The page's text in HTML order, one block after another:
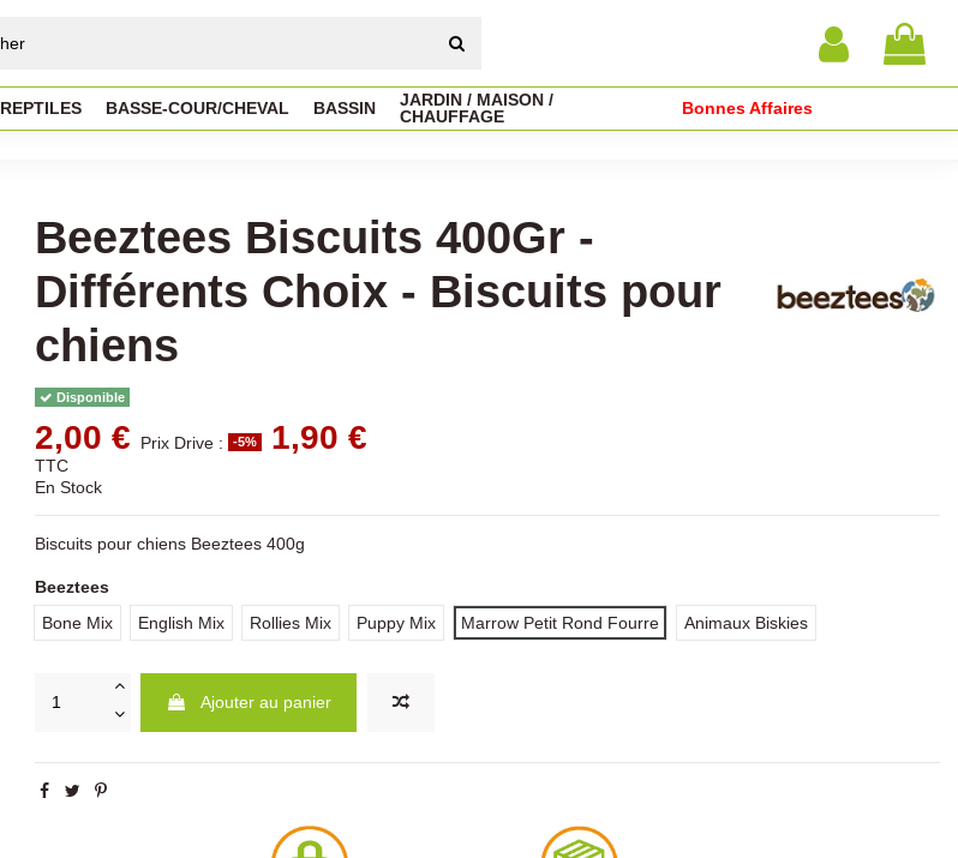
REPTILES BASSE-COUR/CHEVAL BASSIN
JARDIN / MAISON /
CHAUFFAGE
Bonnes Affaires
Beeztees Biscuits 400Gr -
Différents Choix - Biscuits pour
chiens
Disponible
2,00 € Prix Drive : -5% 1,90 €
TTC
En Stock
Biscuits pour chiens Beeztees 400g
Beeztees
Bone Mix
English Mix Rollies Mix Puppy Mix Marrow Petit Rond Fourre Animaux Biskies
Ajouter au panier